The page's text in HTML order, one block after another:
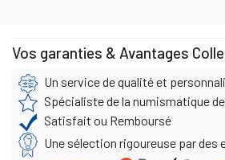
Vos garanties & Avantages
Un service de qualité et
Spécialiste de la numismatique
Satisfait ou Remboursé
Une sélection rigoureuse par